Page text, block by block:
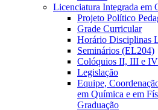
Licenciatura Integrada em
Projeto Político
Grade Curricular
Horário Disciplinas
Seminários (EL204)
Colóquios II, III e
Legislação
Equipe,
em Química e em
Graduação